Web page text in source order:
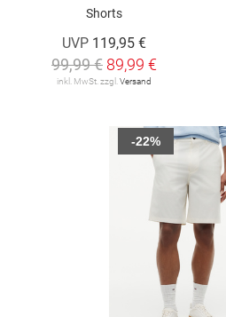
Shorts
UVP 119,95 €
99,99 € 89,99 €
inkl. MwSt. zzgl. Versand
-22%